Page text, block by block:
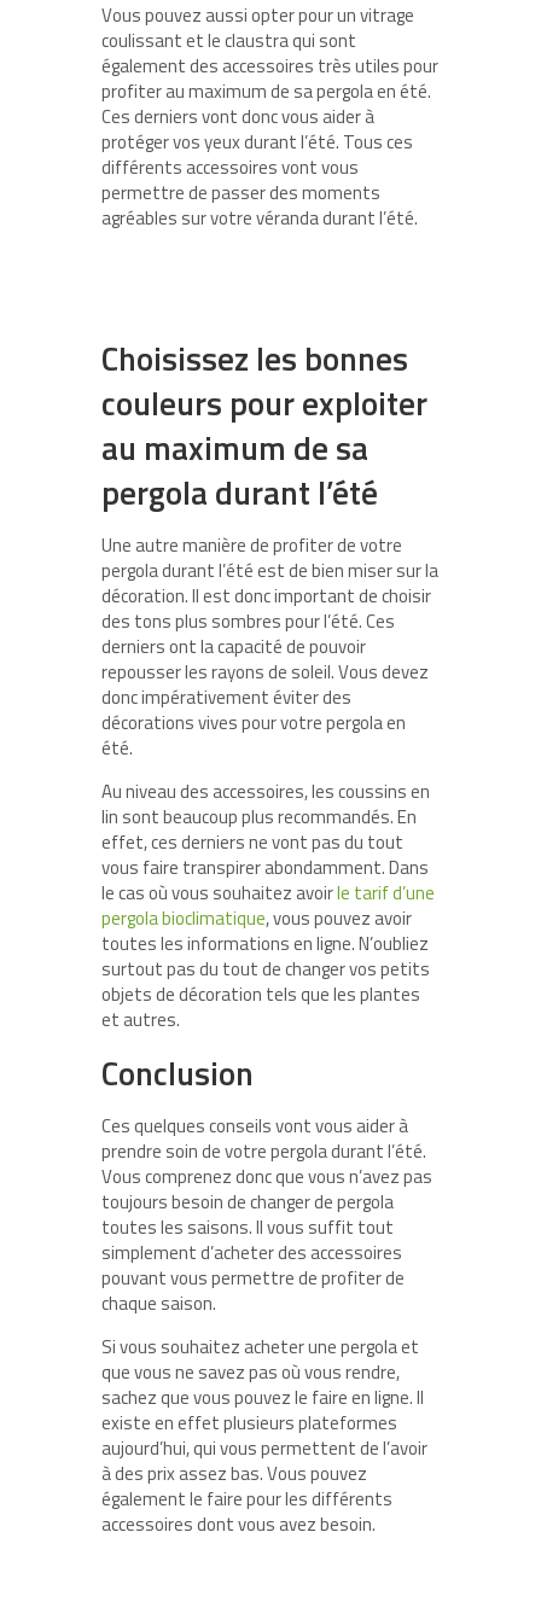
Vous pouvez aussi opter pour un vitrage
coulissant et le claustra qui sont
également des accessoires très utiles pour
profiter au maximum de sa pergola en été.
Ces derniers vont donc vous aider à
protéger vos yeux durant l’été. Tous ces
différents accessoires vont vous
permettre de passer des moments
agréables sur votre véranda durant l’été.
Choisissez les bonnes
couleurs pour exploiter
au maximum de sa
pergola durant l’été
Une autre manière de profiter de votre
pergola durant l’été est de bien miser sur la
décoration. Il est donc important de choisir
des tons plus sombres pour l’été. Ces
derniers ont la capacité de pouvoir
repousser les rayons de soleil. Vous devez
donc impérativement éviter des
décorations vives pour votre pergola en
été.
Au niveau des accessoires, les coussins en
lin sont beaucoup plus recommandés. En
effet, ces derniers ne vont pas du tout
vous faire transpirer abondamment. Dans
le cas où vous souhaitez avoirle tarif d’une
pergola bioclimatique, vous pouvez avoir
toutes les informations en ligne. N’oubliez
surtout pas du tout de changer vos petits
objets de décoration tels que les plantes
et autres.
Conclusion
Ces quelques conseils vont vous aider à
prendre soin de votre pergola durant l’été.
Vous comprenez donc que vous n’avez pas
toujours besoin de changer de pergola
toutes les saisons. Il vous suffit tout
simplement d’acheter des accessoires
pouvant vous permettre de profiter de
chaque saison.
Si vous souhaitez acheter une pergola et
que vous ne savez pas où vous rendre,
sachez que vous pouvez le faire en ligne. Il
existe en effet plusieurs plateformes
aujourd’hui, qui vous permettent de l’avoir
à des prix assez bas. Vous pouvez
également le faire pour les différents
accessoires dont vous avez besoin.